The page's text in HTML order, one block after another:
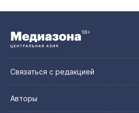
Связаться с редакцией
Авторы